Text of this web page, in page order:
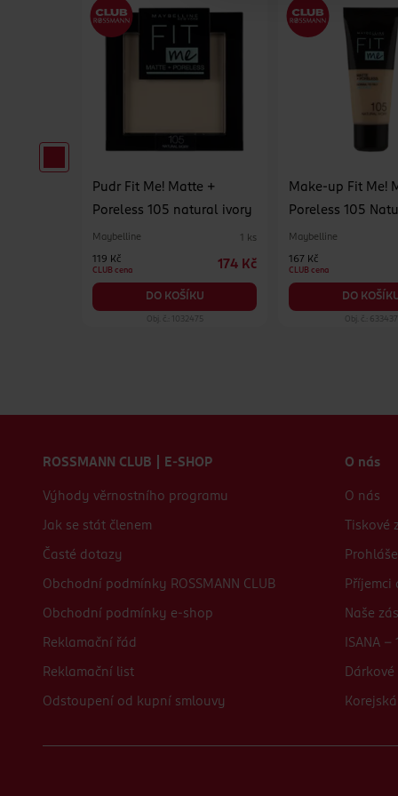
Pudr Fit Me! Matte +
Poreless 105 natural ivory
Maybelline 1 ks
119 Kč
CLUB cena 174 Kč
DO KOŠÍKU
Obj. č.: 1032475
Make-up Fit Me!
Poreless 105
Maybelline
167 Kč
CLUB cena
DO
Obj. č.: 633437
ROSSMANN CLUB | E-SHOP
Výhody věrnostního programu
Jak se stát členem
Časté dotazy
Obchodní podmínky ROSSMANN CLUB
Obchodní podmínky e-shop
Reklamační řád
Reklamační list
Odstoupení od kupní smlouvy
O nás
O nás
Tiskové
Příjemci
Naše
ISANA